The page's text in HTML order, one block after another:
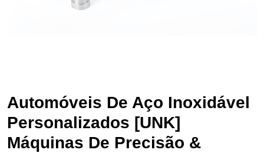
Automóveis De Aço Inoxidável
Personalizados [UNK]
Máquinas De Precisão &